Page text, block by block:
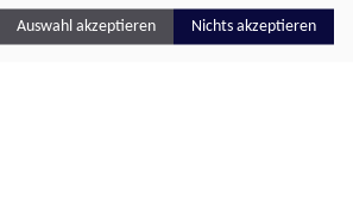
Auswahl akzeptieren Nichts akzeptieren